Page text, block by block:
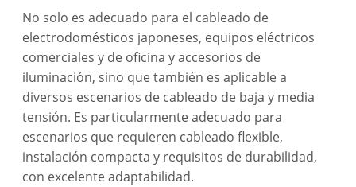
No solo es adecuado para el cableado de
electrodomésticos japoneses, equipos eléctricos
comerciales y de oficina y accesorios de
iluminación, sino que también es aplicable a
diversos escenarios de cableado de baja y media
tensión. Es particularmente adecuado para
escenarios que requieren cableado flexible,
instalación compacta y requisitos de durabilidad,
con excelente adaptabilidad.